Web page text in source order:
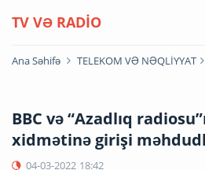
TV VƏ RADİO
Ana Səhifə TELEKOM VƏ NƏQLİYYAT
BBC və “Azadlıq
xidmətinə girişi
04-03-2022 18:42